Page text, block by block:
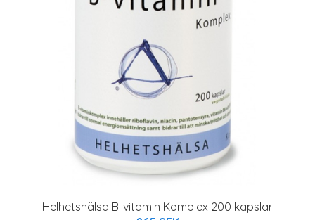
Helhetshälsa B-vitamin Komplex 200 kapslar